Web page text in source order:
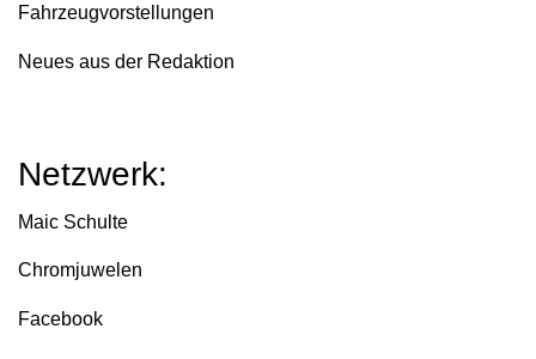
Fahrzeugvorstellungen
Neues aus der Redaktion
Netzwerk:
Maic Schulte
Chromjuwelen
Facebook